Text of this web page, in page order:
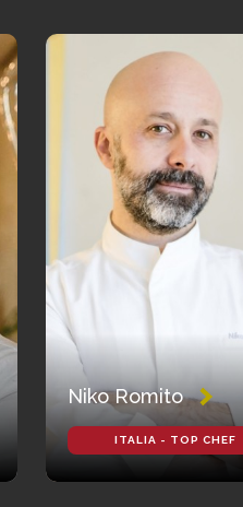
Niko Romito
ITALIA - TOP CHEF